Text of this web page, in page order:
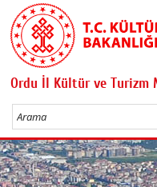
Ordu İl Kültür ve Turizm